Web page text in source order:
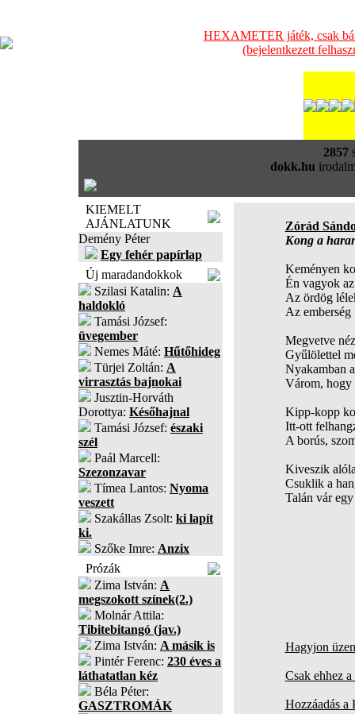
HEXAMETER játék, csak
(bejelentkezett
2857
dokk.hu
KIEMELT
AJÁNLATUNK
Demény Péter
Egy fehér papírlap
Új maradandokkok
Szilasi Katalin: A
haldokló
Tamási József:
üvegember
Nemes Máté: Hűtőhideg
Türjei Zoltán: A
virrasztás bajnokai
Jusztin-Horváth
Dorottya: Későhajnal
Tamási József: északi
szél
Paál Marcell:
Szezonzavar
Tímea Lantos: Nyoma
veszett
Szakállas Zsolt: ki lapít
ki.
Szőke Imre: Anzix
Prózák
Zima István: A
megszokott színek(2.)
Molnár Attila:
Tibitebitangó (jav.)
Zima István: A másik is
Pintér Ferenc: 230 éves a
láthatatlan kéz
Béla Péter:
GASZTROMÁK
Zórád
Kong a
Keményen
Én vagyok
Az ördög
Az emberség
Megvetve
Gyűlölettel
Nyakamban
Várom, hogy
Kipp-kopp
Itt-ott
A borús,
Kiveszik
Csuklik a
Talán vár egy
Hagyjon
Csak ehhez
Hozzáadás